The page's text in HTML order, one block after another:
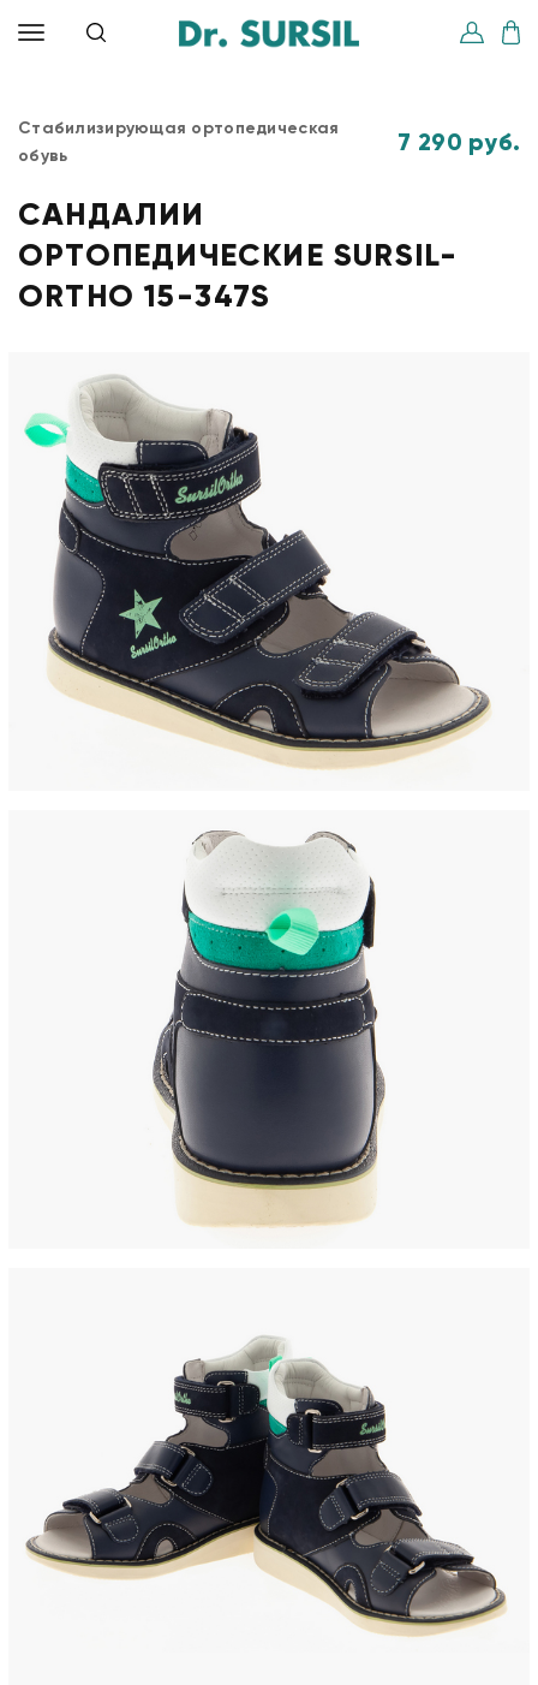
Стабилизирующая ортопедическая
обувь
7 290 руб.
САНДАЛИИ
ОРТОПЕДИЧЕСКИЕ SURSIL-
ORTHO 15-347S